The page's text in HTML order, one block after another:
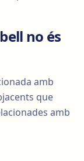
no és
amb
que
amb